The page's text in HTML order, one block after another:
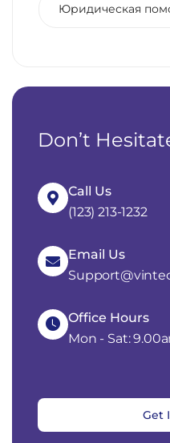
Юридическая
Don’t
Call Us
(123) 213-1232
Email Us
Office Hours
Mon - Sat: